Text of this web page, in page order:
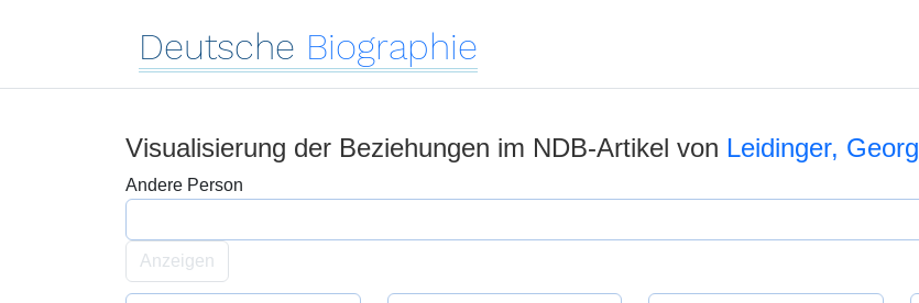
Deutsche Biographie
Visualisierung der Beziehungen im NDB-Artikel von Leidinger, Georg
Andere Person
Anzeigen